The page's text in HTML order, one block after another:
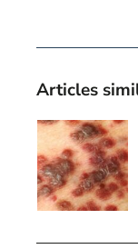
Articles